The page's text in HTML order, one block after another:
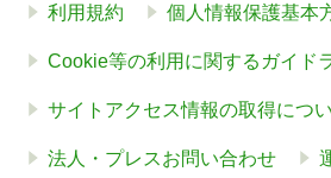
利用規約 個人情報保護基本
Cookie等の利用に関するガイド
サイトアクセス情報の取得につ
法人・プレスお問い合わせ